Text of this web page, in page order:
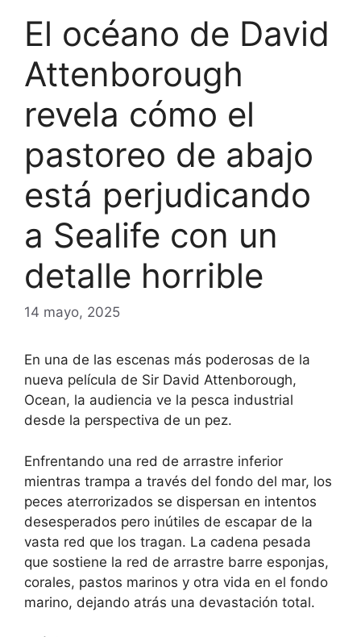
El océano de David
Attenborough
revela cómo el
pastoreo de abajo
está perjudicando
a Sealife con un
detalle horrible
14 mayo, 2025
En una de las escenas más poderosas de la
nueva película de Sir David Attenborough,
Ocean, la audiencia ve la pesca industrial
desde la perspectiva de un pez.
Enfrentando una red de arrastre inferior
mientras trampa a través del fondo del mar, los
peces aterrorizados se dispersan en intentos
desesperados pero inútiles de escapar de la
vasta red que los tragan. La cadena pesada
que sostiene la red de arrastre barre esponjas,
corales, pastos marinos y otra vida en el fondo
marino, dejando atrás una devastación total.